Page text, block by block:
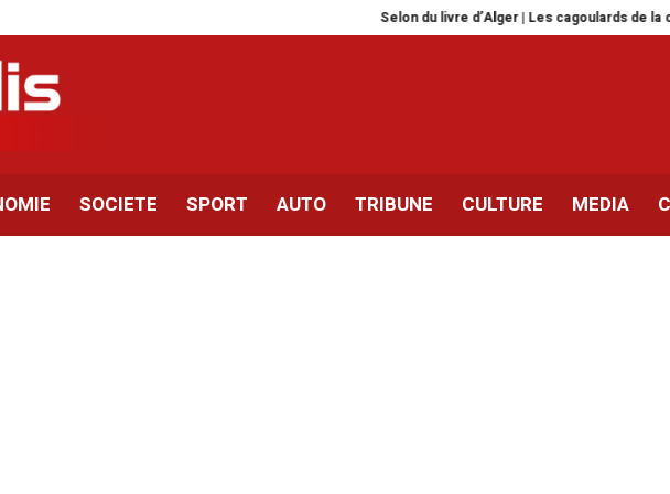
Selon du livre d’Alger | Les cagoulards de la censure
SOCIETE SPORT AUTO TRIBUNE CULTURE MEDIA